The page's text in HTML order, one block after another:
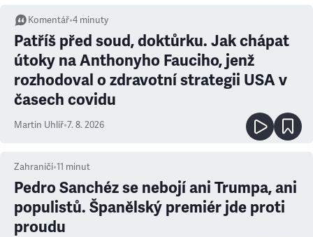
Komentář•4 minuty
Patříš před soud, doktůrku. Jak chápat
útoky na Anthonyho Fauciho, jenž
rozhodoval o zdravotní strategii USA v
časech covidu
Martin Uhlíř•7. 8. 2026
Zahraničí•11 minut
Pedro Sanchéz se nebojí ani Trumpa, ani
populistů. Španělský premiér jde proti
proudu